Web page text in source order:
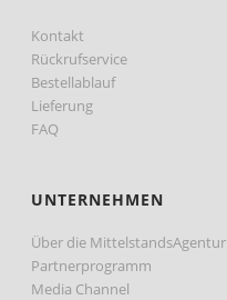
Kontakt
Rückrufservice
Bestellablauf
Lieferung
FAQ
UNTERNEHMEN
Über die MittelstandsAgentur
Partnerprogramm
Media Channel